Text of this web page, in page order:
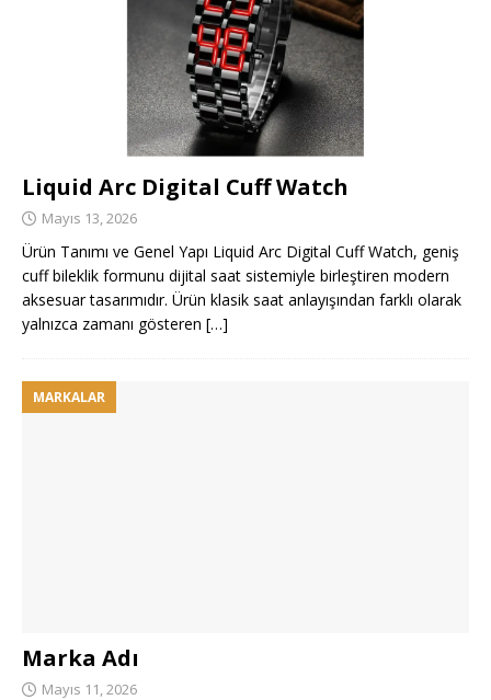
Liquid Arc Digital Cuff Watch
Mayıs 13, 2026
Ürün Tanımı ve Genel Yapı Liquid Arc Digital Cuff Watch, geniş
cuff bileklik formunu dijital saat sistemiyle birleştiren modern
aksesuar tasarımıdır. Ürün klasik saat anlayışından farklı olarak
yalnızca zamanı gösteren […]
MARKALAR
Marka Adı
Mayıs 11, 2026